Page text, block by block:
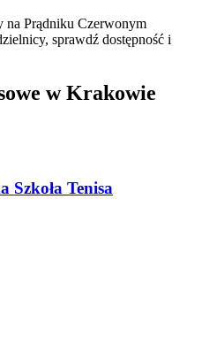
na Prądniku Czerwonym
sprawdź dostępność i
w Krakowie
Szkoła Tenisa